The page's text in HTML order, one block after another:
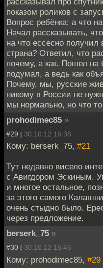
показом роликов с
Вопрос ребёнка: а что
Начал рассказывать,
на что ессесно получил
страна? Ответил, что
почему, а как. Пошел на
подумал, а ведь как
Почему, мы, русские
никому в России не
мы нормально, но что
prohodimec85 »
#29 | 30.10.12 16:38
Кому: berserk_75, #21
Тут недавно висело
с Авигдором Эскиным.
и многое остальное,
за этого самого
очень стыдно было.
через предложение.
berserk_75 »
#30 | 30.10.12 16:46
Кому: prohodimec85, #29